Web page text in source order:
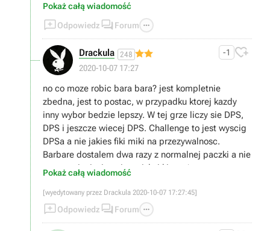
Pokaż całą wiadomość
Odpowiedz  Forum 
Drackula 248
2020-10-07 17:27
-1 
no co moze robic bara bara? jest kompletnie
zbedna, jest to postac, w przypadku ktorej kazdy
inny wybor bedzie lepszy. W tej grze liczy sie DPS,
DPS i jeszcze wiecej DPS. Challenge to jest wyscig
DPSa a nie jakies fiki miki na przezywalnosc.
Barbare dostalem dwa razy z normalnej paczki a nie
promocyjnej wiec nie wciskaj kitow ;)
Pokaż całą wiadomość
[wyedytowany przez Drackula 2020-10-07 17:27:45]
Odpowiedz  Forum 